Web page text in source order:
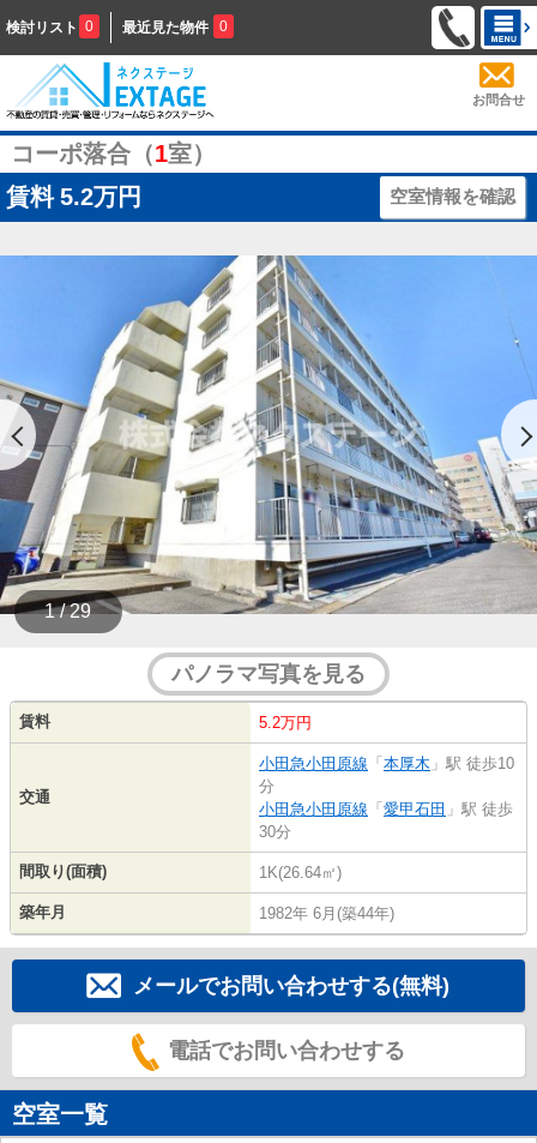
検討リスト 0 最近見た物件 0
お問合せ
コーポ落合（1室）
賃料 5.2万円 空室情報を確認
1 / 29
パノラマ写真を見る
賃料 5.2万円
交通
小田急小田原線 「 本厚木 」駅 徒歩10
分
小田急小田原線 「 愛甲石田 」駅 徒歩
30分
間取り(面積) 1K(26.64㎡)
築年月 1982年 6月(築44年)
メールでお問い合わせする(無料)
電話でお問い合わせする
空室一覧